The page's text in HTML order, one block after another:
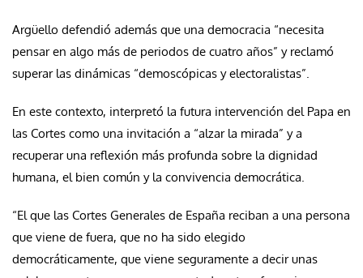
Argüello defendió además que una democracia “necesita
pensar en algo más de periodos de cuatro años” y reclamó
superar las dinámicas “demoscópicas y electoralistas”.
En este contexto, interpretó la futura intervención del Papa en
las Cortes como una invitación a “alzar la mirada” y a
recuperar una reflexión más profunda sobre la dignidad
humana, el bien común y la convivencia democrática.
“El que las Cortes Generales de España reciban a una persona
que viene de fuera, que no ha sido elegido
democráticamente, que viene seguramente a decir unas